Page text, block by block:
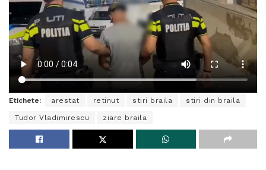
Etichete: arestat retinut stiri braila stiri din braila
Tudor Vladimirescu ziare braila